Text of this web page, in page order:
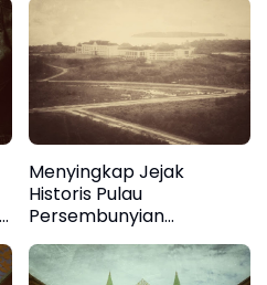
Menyingkap Jejak
Historis Pulau
Persembunyian
Legendaris di Seberang
Tanjungpinang